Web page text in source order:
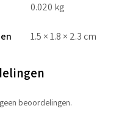
0.020 kg
1.5 × 1.8 × 2.3 cm
beoordelingen.